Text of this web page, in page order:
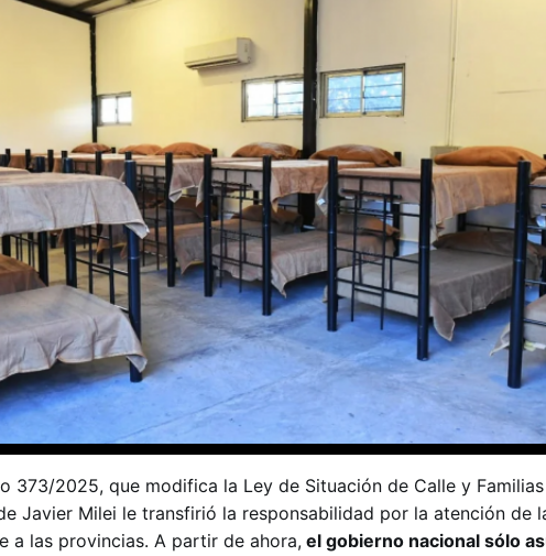
373/2025, que modifica la Ley de Situación de Calle y Familias
Javier Milei le transfirió la responsabilidad por la atención de
a las provincias. A partir de ahora, el gobierno nacional sólo